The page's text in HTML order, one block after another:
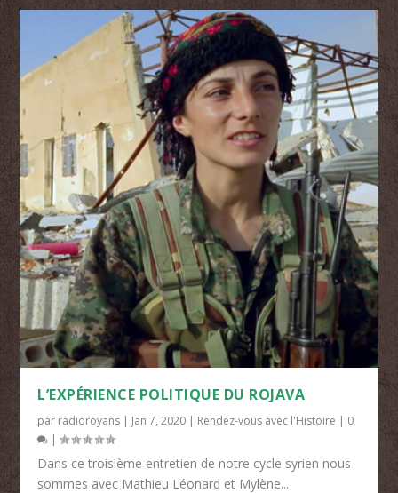
L’EXPÉRIENCE POLITIQUE DU ROJAVA
par radioroyans | Jan 7, 2020 | Rendez-vous avec l'Histoire | 0
|
Dans ce troisième entretien de notre cycle syrien nous
sommes avec Mathieu Léonard et Mylène...